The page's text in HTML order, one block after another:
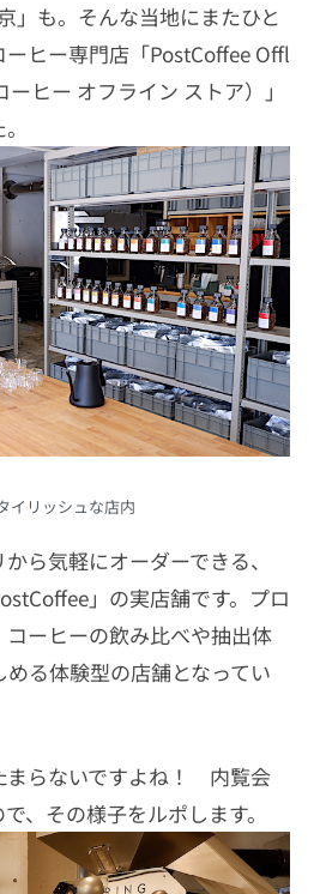
」も。そんな当地にまたひと
ヒー専門店「PostCoffee Offl
ヒー オフライン ストア）」
イリッシュな店内
ら気軽にオーダーできる、
」の実店舗です。プロ
ーヒーの飲み比べや抽出体
る体験型の店舗となってい
まらないですよね！ 内覧会
、その様子をルポします。